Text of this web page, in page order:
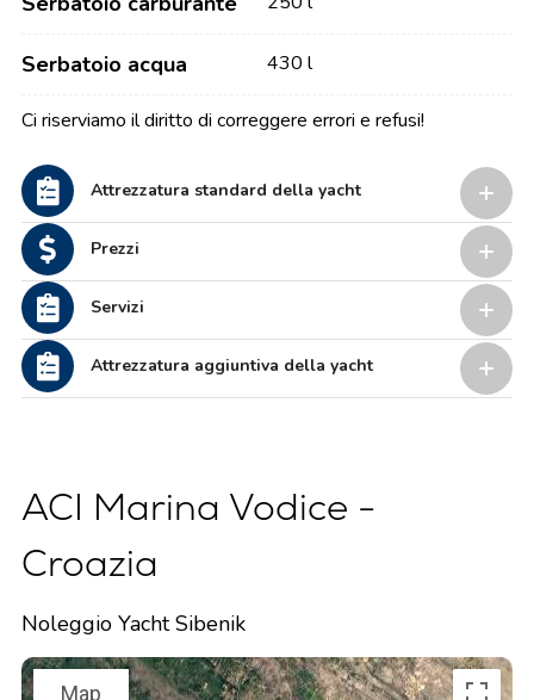
Serbatoio acqua 430 l
Ci riserviamo il diritto di correggere errori e refusi!
Attrezzatura standard della yacht
Prezzi
Servizi
Attrezzatura aggiuntiva della yacht
ACI Marina Vodice -
Croazia
Noleggio Yacht Sibenik
Map